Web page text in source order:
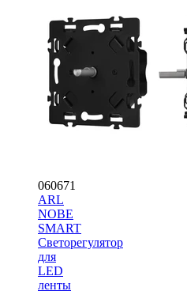
060671
ARL
NOBE
SMART
Светорегулятор
для
LED
ленты